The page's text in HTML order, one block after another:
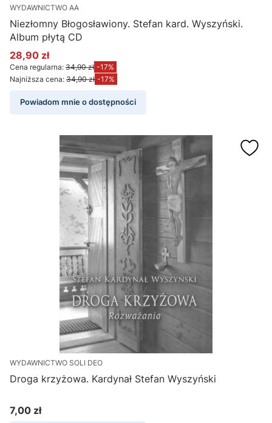
WYDAWNICTWO AA
Niezłomny Błogosławiony. Stefan kard. Wyszyński.
Album płytą CD
Cena promocyjna
28,90 zł
Cena regularna: 34,90 zł -17%
Najniższa cena: 34,90 zł -17%
Powiadom mnie o dostępności
WYDAWNICTWO SOLI DEO
Droga krzyżowa. Kardynał Stefan Wyszyński
Cena
7,00 zł